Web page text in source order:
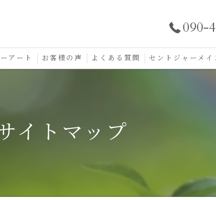
090-
アート お客様の声 よくある質問 セントジャーメイ
イトマップ